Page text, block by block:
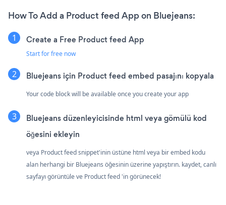
How To Add a Product feed App on Bluejeans:
Create a Free Product feed App
Start for free now
Bluejeans için Product feed embed pasajını kopyala
Your code block will be available once you create your app
Bluejeans düzenleyicisinde html veya gömülü kod
öğesini ekleyin
veya Product feed snippet'inin üstüne html veya bir embed kodu
alan herhangi bir Bluejeans öğesinin üzerine yapıştırın. kaydet, canlı
sayfayı görüntüle ve Product feed 'in görünecek!